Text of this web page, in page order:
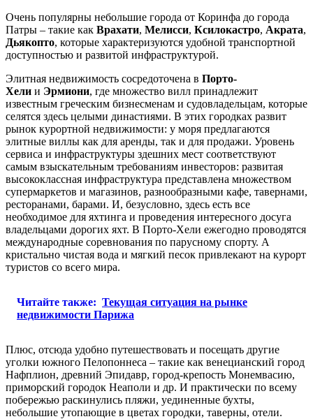
Очень популярны небольшие города от Коринфа до города
Патры – такие как Врахати, Мелисси, Ксилокастро, Акрата,
Дьякопто, которые характеризуются удобной транспортной
доступностью и развитой инфраструктурой.
Элитная недвижимость сосредоточена в Порто-
Хели и Эрмиони, где множество вилл принадлежит
известным греческим бизнесменам и судовладельцам, которые
селятся здесь целыми династиями. В этих городках развит
рынок курортной недвижимости: у моря предлагаются
элитные виллы как для аренды, так и для продажи. Уровень
сервиса и инфраструктуры здешних мест соответствуют
самым взыскательным требованиям инвесторов: развитая
высококлассная инфраструктура представлена множеством
супермаркетов и магазинов, разнообразными кафе, тавернами,
ресторанами, барами. И, безусловно, здесь есть все
необходимое для яхтинга и проведения интересного досуга
владельцами дорогих яхт. В Порто-Хели ежегодно проводятся
международные соревнования по парусному спорту. А
кристально чистая вода и мягкий песок привлекают на курорт
туристов со всего мира.
Читайте также: Текущая ситуация на рынке
недвижимости Парижа
Плюс, отсюда удобно путешествовать и посещать другие
уголки южного Пелопоннеса – такие как венецианский город
Нафплион, древний Эпидавр, город-крепость Монемвасию,
приморский городок Неаполи и др. И практически по всему
побережью раскинулись пляжи, уединенные бухты,
небольшие утопающие в цветах городки, таверны, отели.